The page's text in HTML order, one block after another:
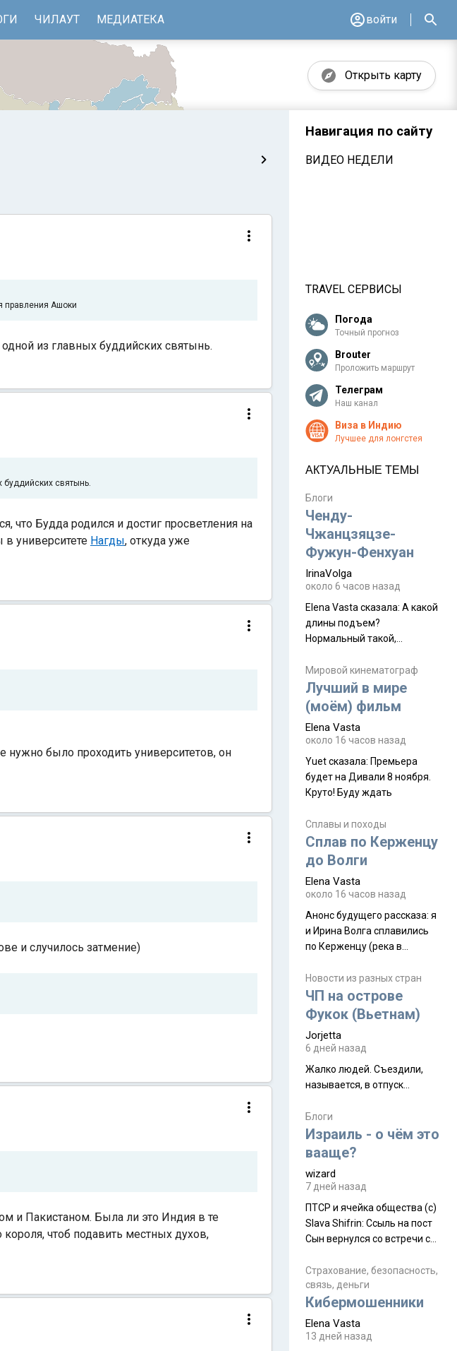
ЧИЛАУТ МЕДИАТЕКА войти
Открыть карту
правления Ашоки
из главных буддийских святынь.
буддийских святынь.
что Будда родился и достиг просветления на
университете Нагды, откуда уже
было проходить университетов, он
и случилось затмение)
и Пакистаном. Была ли это Индия в те
чтоб подавить местных духов,
Навигация по сайту
ВИДЕО НЕДЕЛИ
TRAVEL СЕРВИСЫ
Погода
Точный прогноз
Brouter
Проложить маршрут
Телеграм
Наш канал
Виза в Индию
Лучшее для лонгстея
АКТУАЛЬНЫЕ ТЕМЫ
Блоги
Ченду-
Чжанцзяцзе-
Фужун-Фенхуан
IrinaVolga
около 6 часов назад
Elena Vasta сказалa: А какой
длины подъем?
Нормальный такой,
Vasta сказалa: Горы
Аватара? Да
Мировой кинематограф
Лучший в мире
(моём) фильм
Elena Vasta
около 16 часов назад
Yuet сказалa: Премьера
будет на Дивали 8 ноября.
Круто! Буду ждать
Сплавы и походы
Сплав по Керженцу
до Волги
Elena Vasta
около 16 часов назад
Анонс будущего рассказа: я
и Ирина Волга сплавились
по Керженцу (река в
села Керженец до стоящего
на берегу Волги
Макарьевского монастыря,
это маршрут на 200 км
[видео]
Новости из разных стран
ЧП на острове
Фукок (Вьетнам)
Jorjetta
6 дней назад
Жалко людей. Съездили,
называется, в отпуск...
Блоги
Израиль - о чём это
вааще?
wizard
7 дней назад
ПТСР и ячейка общества (с)
Slava Shifrin: Ссыль на пост
Сын вернулся со встречи с
уже, как демобилизовались,
а продолжают встречаться
почти каждую неделю) и с
разводится!" Эйтан -
Страхование, безопасность,
связь, деньги
Кибермошенники
Elena Vasta
13 дней назад